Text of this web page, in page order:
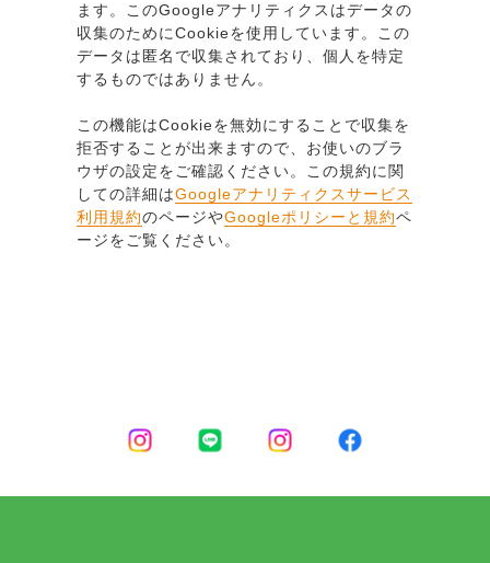
ます。このGoogleアナリティクスはデータの
収集のためにCookieを使用しています。この
データは匿名で収集されており、個人を特定
するものではありません。
この機能はCookieを無効にすることで収集を
拒否することが出来ますので、お使いのブラ
ウザの設定をご確認ください。この規約に関
しての詳細はGoogleアナリティクスサービス
利用規約のページやGoogleポリシーと規約ペ
ージをご覧ください。